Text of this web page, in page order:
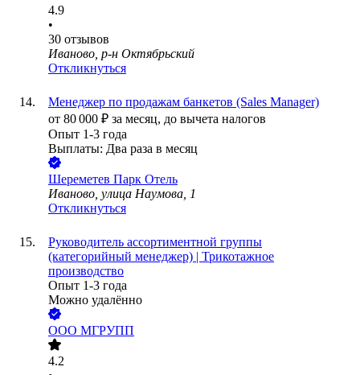
4.9
•
30 отзывов
Иваново, р-н Октябрьский
Откликнуться
Менеджер по продажам банкетов (Sales Manager)
от 80 000 ₽ за месяц, до вычета налогов
Опыт 1-3 года
Выплаты: Два раза в месяц
Шереметев Парк Отель
Иваново, улица Наумова, 1
Откликнуться
Руководитель ассортиментной группы
(категорийный менеджер) | Трикотажное
производство
Опыт 1-3 года
Можно удалённо
ООО МГРУПП
4.2